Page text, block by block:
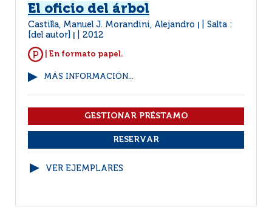
El oficio del árbol
Castilla, Manuel J. Morandini, Alejandro
Salta :
[del autor]
2012
| En formato papel.
MÁS INFORMACIÓN...
VER EJEMPLARES